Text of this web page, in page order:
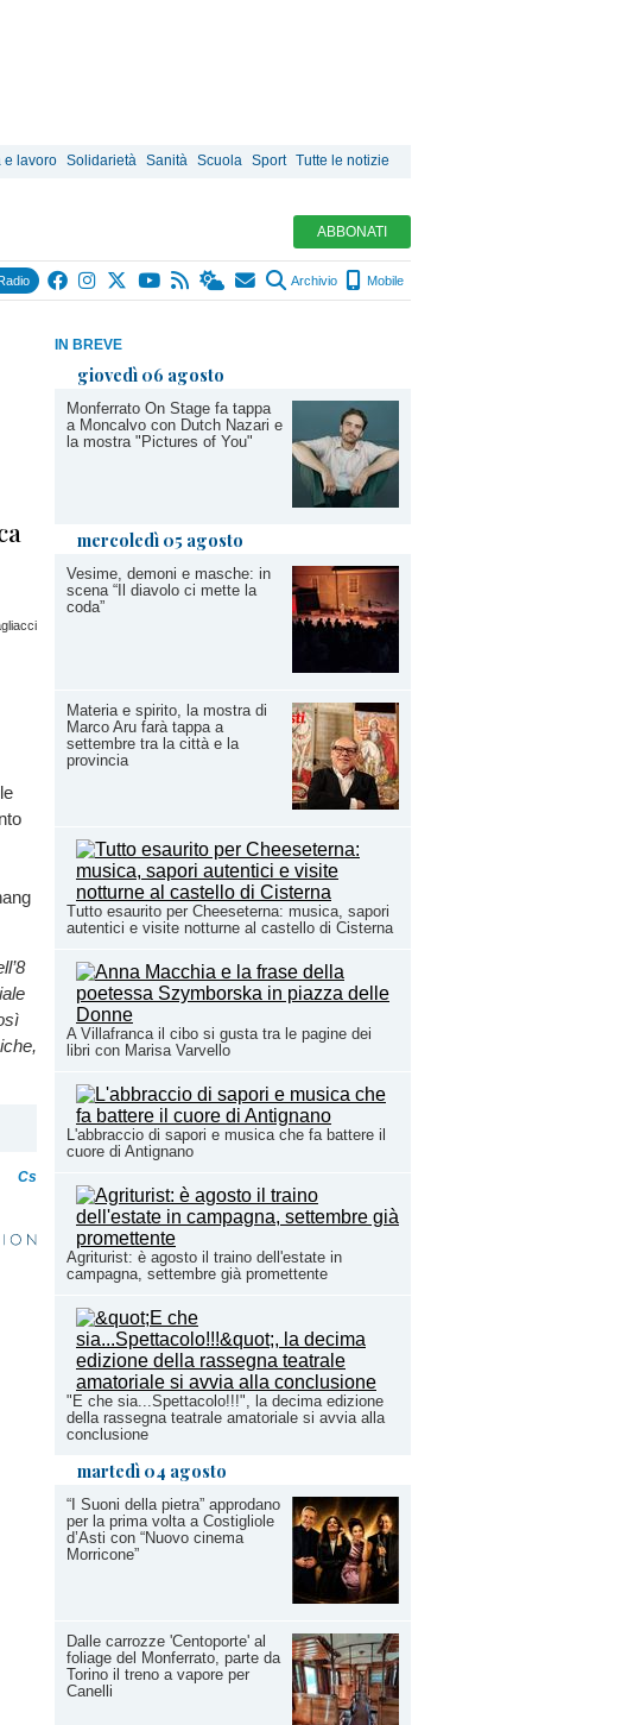
e lavoro Solidarietà Sanità Scuola Sport Tutte le notizie
ABBONATI
Archivio Mobile
IN BREVE
giovedì 06 agosto
Monferrato On Stage fa tappa
a Moncalvo con Dutch Nazari e
la mostra "Pictures of You"
mercoledì 05 agosto
Vesime, demoni e masche: in
scena “Il diavolo ci mette la
coda”
Materia e spirito, la mostra di
Marco Aru farà tappa a
settembre tra la città e la
provincia
Tutto esaurito per Cheeseterna: musica, sapori
autentici e visite notturne al castello di Cisterna
A Villafranca il cibo si gusta tra le pagine dei
libri con Marisa Varvello
L'abbraccio di sapori e musica che fa battere il
cuore di Antignano
Agriturist: è agosto il traino dell'estate in
campagna, settembre già promettente
"E che sia...Spettacolo!!!", la decima edizione
della rassegna teatrale amatoriale si avvia alla
conclusione
martedì 04 agosto
“I Suoni della pietra” approdano
per la prima volta a Costigliole
d’Asti con “Nuovo cinema
Morricone”
Dalle carrozze 'Centoporte' al
foliage del Monferrato, parte da
Torino il treno a vapore per
Canelli
Cs